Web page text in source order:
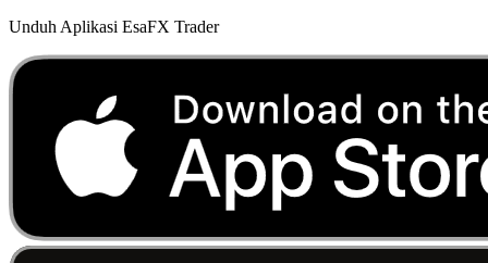
Unduh Aplikasi EsaFX Trader